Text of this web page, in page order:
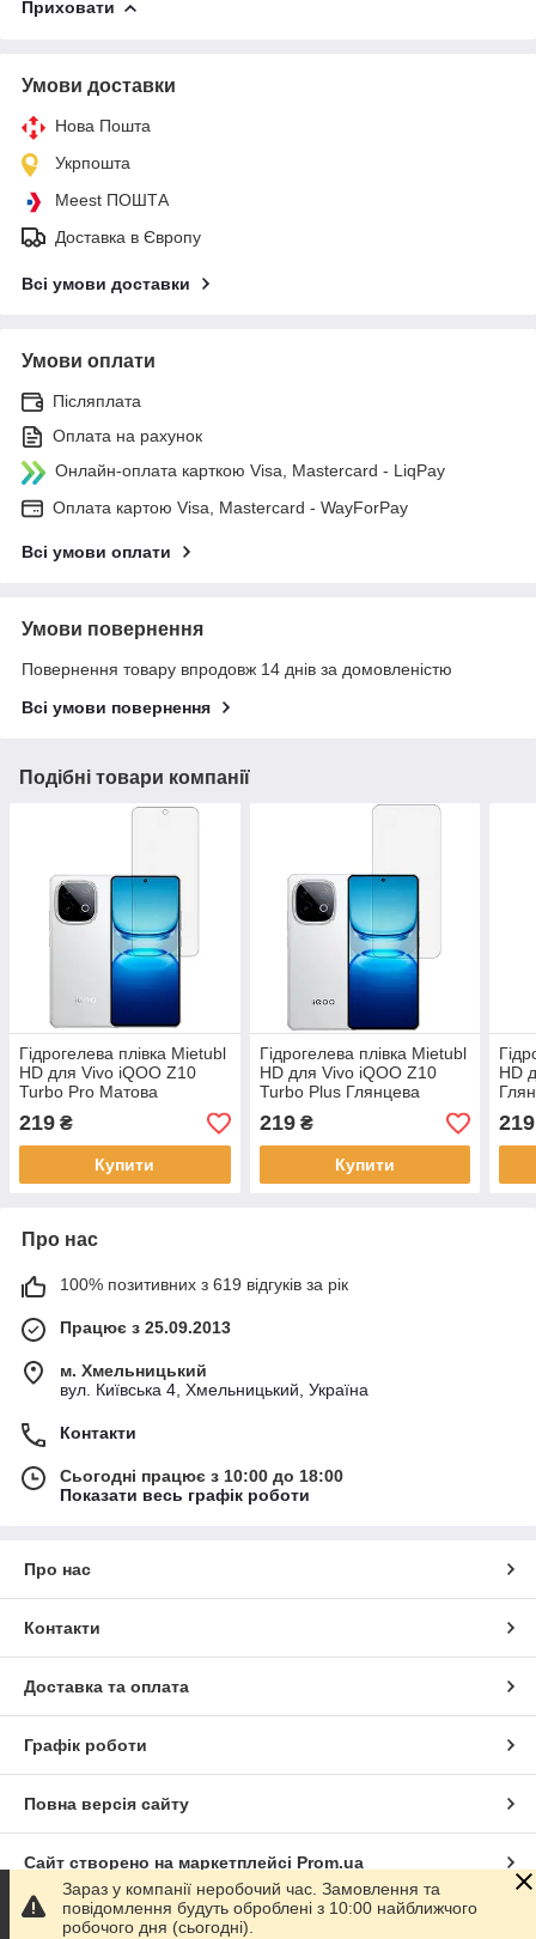
Приховати
Умови доставки
Нова Пошта
Укрпошта
Meest ПОШТА
Доставка в Європу
Всі умови доставки
Умови оплати
Післяплата
Оплата на рахунок
Онлайн-оплата карткою Visa, Mastercard - LiqPay
Оплата картою Visa, Mastercard - WayForPay
Всі умови оплати
Умови повернення
Повернення товару впродовж 14 днів за домовленістю
Всі умови повернення
Подібні товари компанії
Гідрогелева плівка Mietubl
HD для Vivo iQOO Z10
Turbo Pro Матова
219 ₴
Купити
Гідрогелева плівка Mietubl
HD для Vivo iQOO Z10
Turbo Plus Глянцева
219₴
Купити
HD
219
Про нас
100% позитивних з 619 відгуків за рік
Працює з 25.09.2013
м. Хмельницький
вул. Київська 4, Хмельницький, Україна
Контакти
Сьогодні працює з 10:00 до 18:00
Показати весь графік роботи
Про нас
Контакти
Доставка та оплата
Графік роботи
Повна версія сайту
Сайт створено на маркетплейсі Prom.ua
Політика конфіденційності
Зараз у компанії неробочий час. Замовлення та
повідомлення будуть оброблені з 10:00 найближчого
робочого дня (сьогодні).